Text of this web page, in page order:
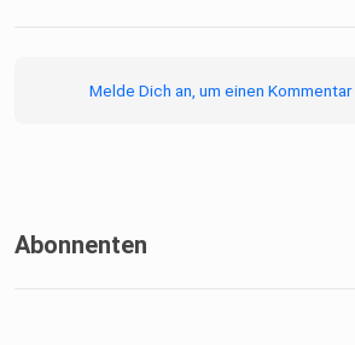
Melde Dich an, um einen Kommentar
Abonnenten